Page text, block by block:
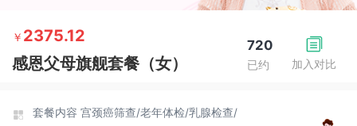
加入对比
720
已约
￥ 2375.12
感恩父母旗舰套餐（女）
套餐内容 宫颈癌筛查/老年体检/乳腺检查/